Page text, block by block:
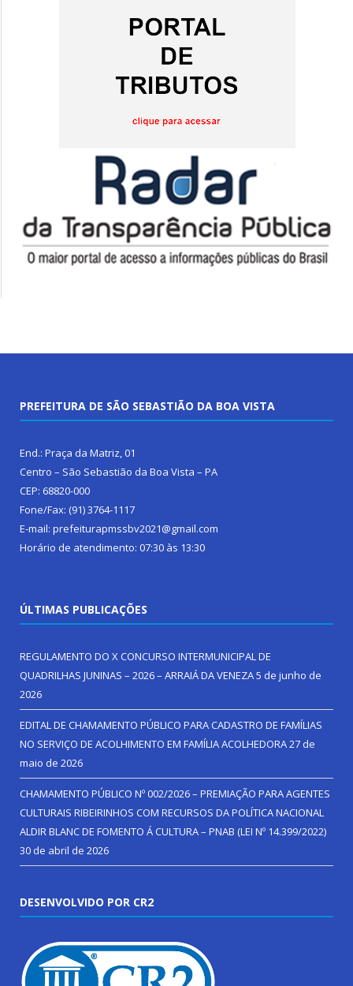
PREFEITURA DE SÃO SEBASTIÃO DA BOA VISTA
End.: Praça da Matriz, 01
Centro – São Sebastião da Boa Vista – PA
CEP: 68820-000
Fone/Fax: (91) 3764-1117
E-mail: prefeiturapmssbv2021@gmail.com
Horário de atendimento: 07:30 às 13:30
ÚLTIMAS PUBLICAÇÕES
REGULAMENTO DO X CONCURSO INTERMUNICIPAL DE
QUADRILHAS JUNINAS – 2026 – ARRAIÁ DA VENEZA5 de junho de
2026
EDITAL DE CHAMAMENTO PÚBLICO PARA CADASTRO DE FAMÍLIAS
NO SERVIÇO DE ACOLHIMENTO EM FAMÍLIA ACOLHEDORA27 de
maio de 2026
CHAMAMENTO PÚBLICO Nº 002/2026 – PREMIAÇÃO PARA AGENTES
CULTURAIS RIBEIRINHOS COM RECURSOS DA POLÍTICA NACIONAL
ALDIR BLANC DE FOMENTO Á CULTURA – PNAB (LEI Nº 14.399/2022)
30 de abril de 2026
DESENVOLVIDO POR CR2